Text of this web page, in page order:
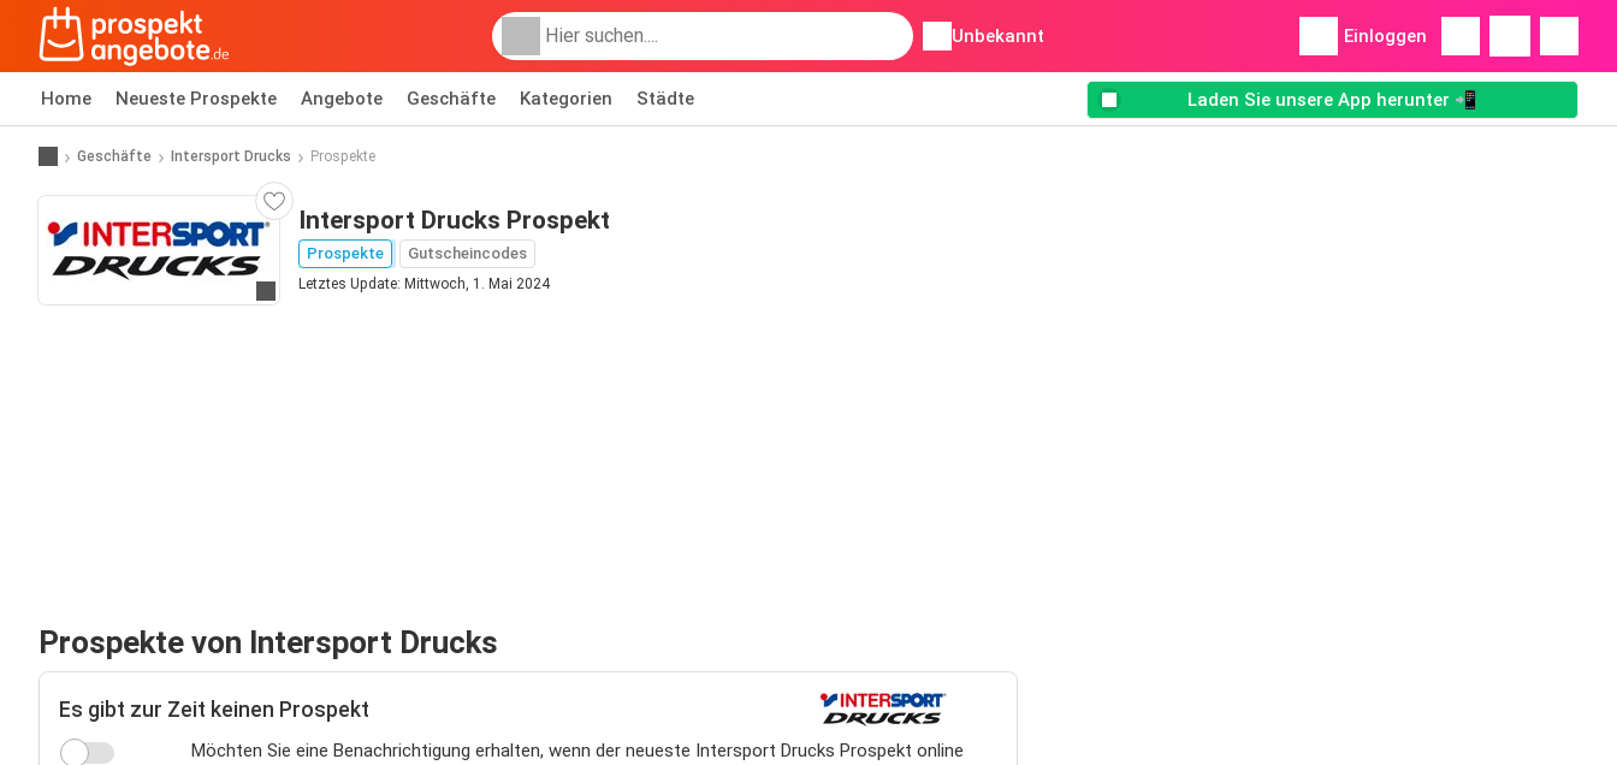
Unbekannt Einloggen
Home Neueste Prospekte Angebote Geschäfte Kategorien Städte Laden Sie unsere App herunter 📲
Geschäfte Intersport Drucks Prospekte
Zur Website
Intersport Drucks Prospekt
Prospekte Gutscheincodes
Letztes Update: Mittwoch, 1. Mai 2024
Prospekte von Intersport Drucks
Es gibt zur Zeit keinen Prospekt
Möchten Sie eine Benachrichtigung erhalten, wenn der neueste Intersport Drucks Prospekt online